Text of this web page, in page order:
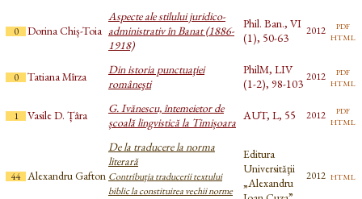
0 Dorina Chiș-Toia
Aspecte ale stilului juridico-
administrativ în Banat (1886-
1918)
Phil. Ban., VI
(1), 50-63
2012 pdf
html
0 Tatiana Mîrza
Din istoria punctuaţiei
româneşti
PhilM, LIV
(1-2), 98-103 2012 pdf
html
1 Vasile D. Țâra
G. Ivănescu, întemeietor de
școală lingvistică la Timișoara AUT, L, 55 2012 pdf
html
44 Alexandru Gafton
De la traducere la norma
literară
Contribuţia traducerii textului
biblic la constituirea vechii norme
Editura
Universităţii
„Alexandru
2012 html